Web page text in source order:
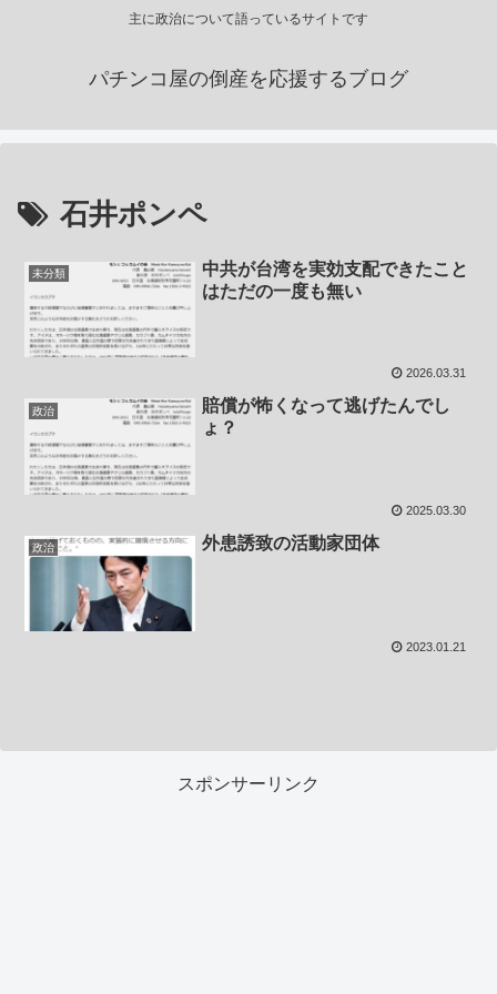
主に政治について語っているサイトです
パチンコ屋の倒産を応援するブログ
石井ポンペ
未分類
中共が台湾を実効支配できたこと
はただの一度も無い
2026.03.31
政治
賠償が怖くなって逃げたんでし
ょ？
2025.03.30
政治 外患誘致の活動家団体
2023.01.21
スポンサーリンク